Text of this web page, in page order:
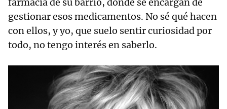
farmacia de su barrio, donde se encargan de
gestionar esos medicamentos. No sé qué hacen
con ellos, y yo, que suelo sentir curiosidad por
todo, no tengo interés en saberlo.